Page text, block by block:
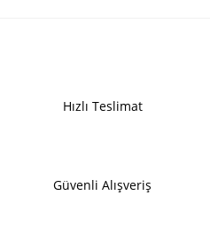
Hızlı Teslimat
Güvenli Alışveriş